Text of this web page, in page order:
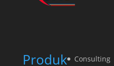
Produk
Consulting